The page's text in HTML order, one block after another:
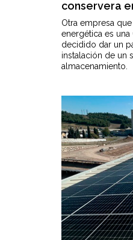
conservera
Otra empresa
energética es una
decidido dar un
instalación de un
almacenamiento.